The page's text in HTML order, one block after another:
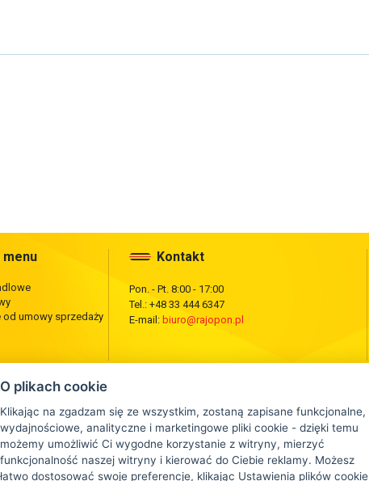
menu
od umowy sprzedaży
Kontakt
Pon. - Pt. 8:00 - 17:00
Tel.: +48 33 444 6347
E-mail: biuro@rajopon.pl
, Wszelkie kopiowanie ,
zawartości tej strony jest zabronione.
O plikach cookie
Klikając na zgadzam się ze wszystkim, zostaną zapisane funkcjonalne,
wydajnościowe, analityczne i marketingowe pliki cookie - dzięki temu
możemy umożliwić Ci wygodne korzystanie z witryny, mierzyć
funkcjonalność naszej witryny i kierować do Ciebie reklamy. Możesz
łatwo dostosować swoje preferencje, klikając Ustawienia plików